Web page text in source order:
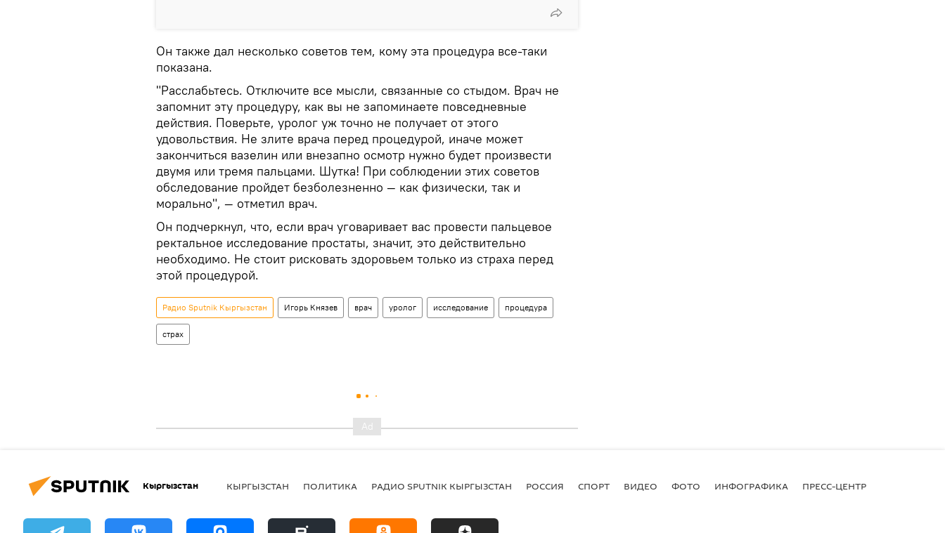
Он также дал несколько советов тем, кому эта процедура все-таки
показана.
"Расслабьтесь. Отключите все мысли, связанные со стыдом. Врач не
запомнит эту процедуру, как вы не запоминаете повседневные
действия. Поверьте, уролог уж точно не получает от этого
удовольствия. Не злите врача перед процедурой, иначе может
закончиться вазелин или внезапно осмотр нужно будет произвести
двумя или тремя пальцами. Шутка! При соблюдении этих советов
обследование пройдет безболезненно — как физически, так и
морально", — отметил врач.
Он подчеркнул, что, если врач уговаривает вас провести пальцевое
ректальное исследование простаты, значит, это действительно
необходимо. Не стоит рисковать здоровьем только из страха перед
этой процедурой.
Радио Sputnik Кыргызстан Игорь Князев врач уролог исследование процедура
страх
Кыргызстан КЫРГЫЗСТАН ПОЛИТИКА РАДИО SPUTNIK КЫРГЫЗСТАН РОССИЯ СПОРТ ВИДЕО ФОТО ИНФОГРАФИКА ПРЕСС-ЦЕНТР